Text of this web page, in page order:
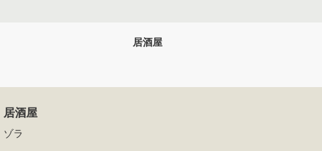
居酒屋
居酒屋
ゾラ